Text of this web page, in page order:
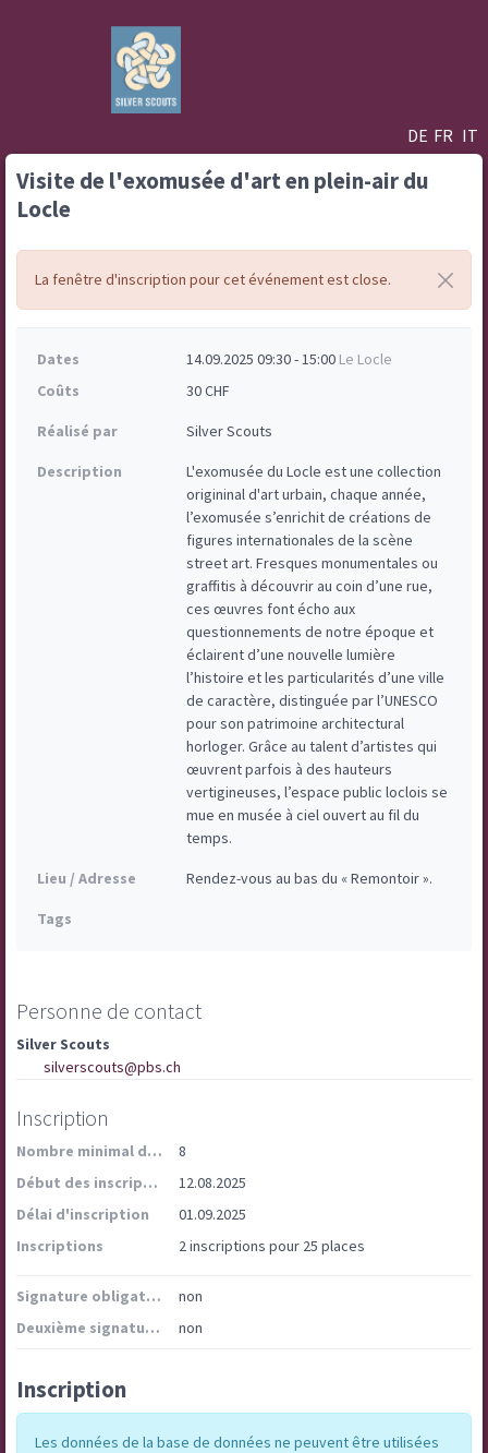
DE FR IT
Visite de l'exomusée d'art en plein-air du
Locle
La fenêtre d'inscription pour cet événement est close.
Dates 14.09.2025 09:30 - 15:00 Le Locle
Coûts
30 CHF
Réalisé par Silver Scouts
Description
L'exomusée du Locle est une collection
origininal d'art urbain, chaque année,
l’exomusée s’enrichit de créations de
figures internationales de la scène
street art. Fresques monumentales ou
graffitis à découvrir au coin d’une rue,
ces œuvres font écho aux
questionnements de notre époque et
éclairent d’une nouvelle lumière
l’histoire et les particularités d’une ville
de caractère, distinguée par l’UNESCO
pour son patrimoine architectural
horloger. Grâce au talent d’artistes qui
œuvrent parfois à des hauteurs
vertigineuses, l’espace public loclois se
mue en musée à ciel ouvert au fil du
temps.
Lieu / Adresse Rendez-vous au bas du « Remontoir ».
Tags
Personne de contact
Silver Scouts
silverscouts@pbs.ch
Inscription
Nombre minimal de participants
8
Début des inscriptions
12.08.2025
Délai d'inscription
01.09.2025
Inscriptions
2 inscriptions pour 25 places
Signature obligatoire
non
Deuxième signature obligatoire
non
Inscription
Les données de la base de données ne peuvent être utilisées